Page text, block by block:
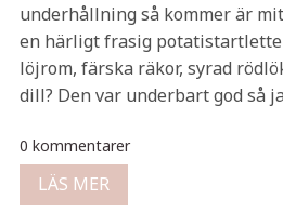
underhållning så kommer är
en härligt frasig potatistartlette
löjrom, färska räkor, syrad
dill? Den var underbart god så
0 kommentarer
LÄS MER